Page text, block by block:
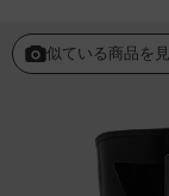
似ている商品を